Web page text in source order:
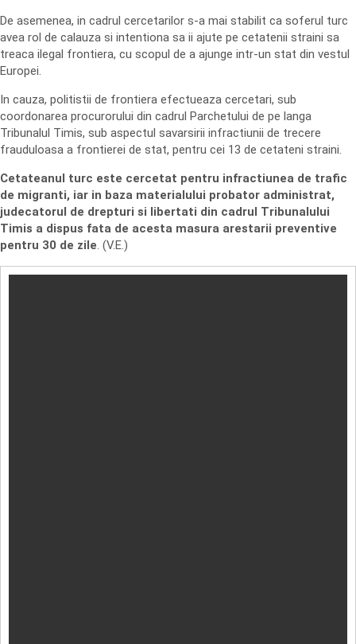
De asemenea, in cadrul cercetarilor s-a mai stabilit ca soferul turc
avea rol de calauza si intentiona sa ii ajute pe cetatenii straini sa
treaca ilegal frontiera, cu scopul de a ajunge intr-un stat din vestul
Europei.
In cauza, politistii de frontiera efectueaza cercetari, sub
coordonarea procurorului din cadrul Parchetului de pe langa
Tribunalul Timis, sub aspectul savarsirii infractiunii de trecere
frauduloasa a frontierei de stat, pentru cei 13 de cetateni straini.
Cetateanul turc este cercetat pentru infractiunea de trafic
de migranti, iar in baza materialului probator administrat,
judecatorul de drepturi si libertati din cadrul Tribunalului
Timis a dispus fata de acesta masura arestarii preventive
pentru 30 de zile. (V.E.)